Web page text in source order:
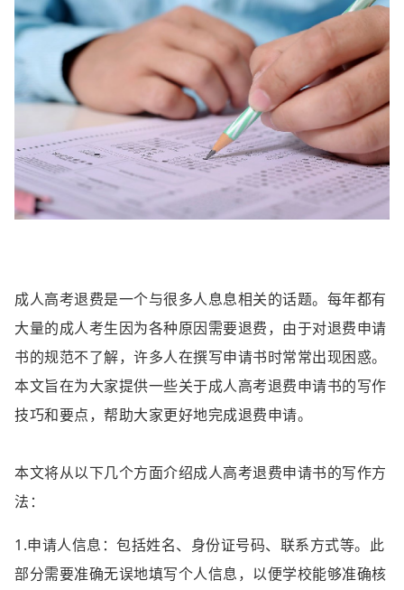
成人高考退费是一个与很多人息息相关的话题。每年都有
大量的成人考生因为各种原因需要退费，由于对退费申请
书的规范不了解，许多人在撰写申请书时常常出现困惑。
本文旨在为大家提供一些关于成人高考退费申请书的写作
技巧和要点，帮助大家更好地完成退费申请。
本文将从以下几个方面介绍成人高考退费申请书的写作方
法：
1.申请人信息：包括姓名、身份证号码、联系方式等。此
部分需要准确无误地填写个人信息，以便学校能够准确核